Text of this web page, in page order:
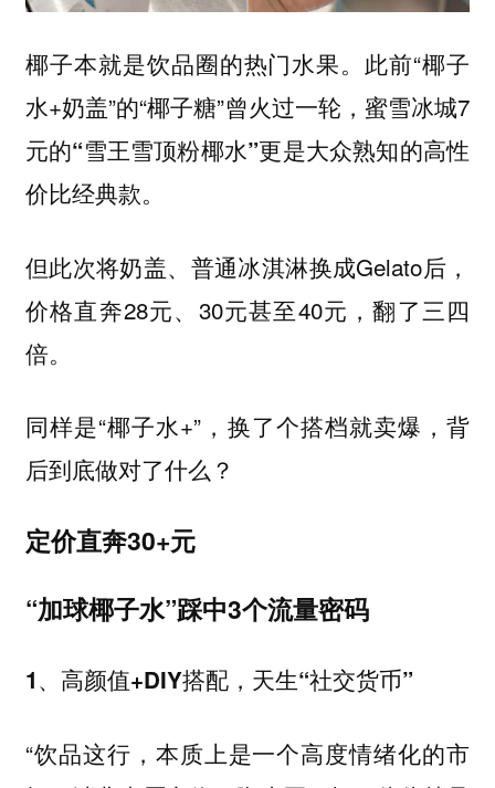
椰子本就是饮品圈的热门水果。此前“椰子
水+奶盖”的“椰子糖”曾火过一轮，蜜雪冰城7
元的“雪王雪顶粉椰水”更是大众熟知的高性
价比经典款。
但此次将奶盖、普通冰淇淋换成Gelato后，
价格直奔28元、30元甚至40元，翻了三四
倍。
同样是“椰子水+”，换了个搭档就卖爆，背
后到底做对了什么？
定价直奔30+元
“加球椰子水”踩中3个流量密码
1、高颜值+DIY搭配，天生“社交货币”
“饮品这行，本质上是一个高度情绪化的市